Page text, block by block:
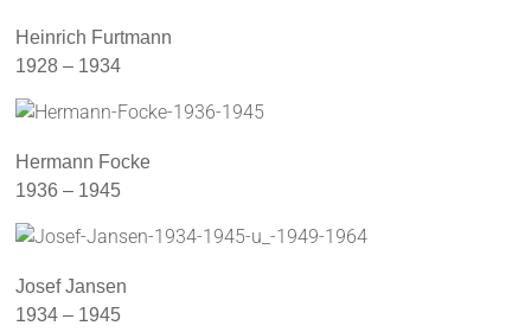
Heinrich Furtmann
1928 – 1934
Hermann Focke
1936 – 1945
Josef Jansen
1934 – 1945